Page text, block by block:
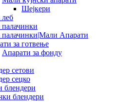
Шејкери
леб
палачинки
палачинки|Мали Апарати
за готвење
Апарати за фонду
сетови
сецко
блендери
блендери